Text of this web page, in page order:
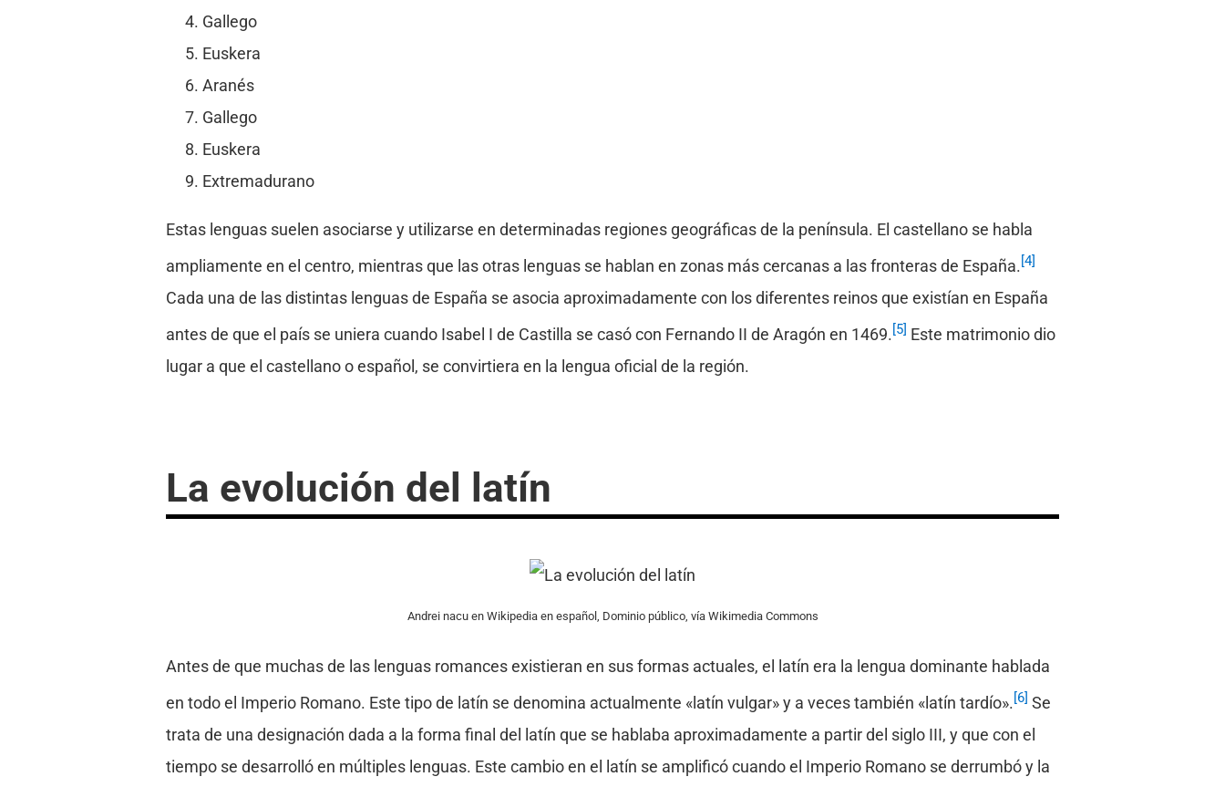
Gallego
Euskera
Aranés
Gallego
Euskera
Extremadurano
Estas lenguas suelen asociarse y utilizarse en determinadas regiones geográficas de la península. El castellano se habla
ampliamente en el centro, mientras que las otras lenguas se hablan en zonas más cercanas a las fronteras de España.[4]
Cada una de las distintas lenguas de España se asocia aproximadamente con los diferentes reinos que existían en España
antes de que el país se uniera cuando Isabel I de Castilla se casó con Fernando II de Aragón en 1469.[5] Este matrimonio dio
lugar a que el castellano o español, se convirtiera en la lengua oficial de la región.
La evolución del latín
Andrei nacu en Wikipedia en español, Dominio público, vía Wikimedia Commons
Antes de que muchas de las lenguas romances existieran en sus formas actuales, el latín era la lengua dominante hablada
en todo el Imperio Romano. Este tipo de latín se denomina actualmente «latín vulgar» y a veces también «latín tardío».[6] Se
trata de una designación dada a la forma final del latín que se hablaba aproximadamente a partir del siglo III, y que con el
tiempo se desarrolló en múltiples lenguas. Este cambio en el latín se amplificó cuando el Imperio Romano se derrumbó y la